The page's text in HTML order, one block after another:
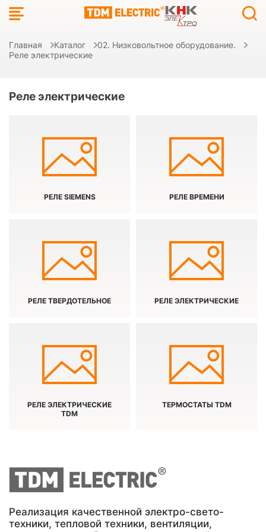
Главная Каталог
02. Низковольтное оборудование.
Реле электрические
Реле электрические
РЕЛЕ SIEMENS РЕЛЕ ВРЕМЕНИ
РЕЛЕ ТВЕРДОТЕЛЬНОЕ РЕЛЕ ЭЛЕКТРИЧЕСКИЕ
РЕЛЕ ЭЛЕКТРИЧЕСКИЕ
TDM
ТЕРМОСТАТЫ TDM
Реализация качественной электро-свето-
техники, тепловой техники, вентиляции,